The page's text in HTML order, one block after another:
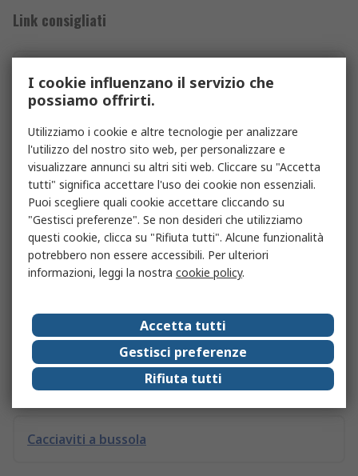
Link consigliati
Accessori per bussole
Set di chiavi
Bussole ad impatto
Chiavi inglesi e combinate
Set di bussole
Cacciaviti, chiavi a brugola e torx
Cacciaviti a bussola
I cookie influenzano il servizio che
possiamo offrirti.
Utilizziamo i cookie e altre tecnologie per analizzare
l'utilizzo del nostro sito web, per personalizzare e
visualizzare annunci su altri siti web. Cliccare su "Accetta
tutti" significa accettare l'uso dei cookie non essenziali.
Puoi scegliere quali cookie accettare cliccando su
"Gestisci preferenze". Se non desideri che utilizziamo
questi cookie, clicca su "Rifiuta tutti". Alcune funzionalità
potrebbero non essere accessibili. Per ulteriori
informazioni, leggi la nostra cookie policy.
Accetta tutti
Gestisci preferenze
Rifiuta tutti